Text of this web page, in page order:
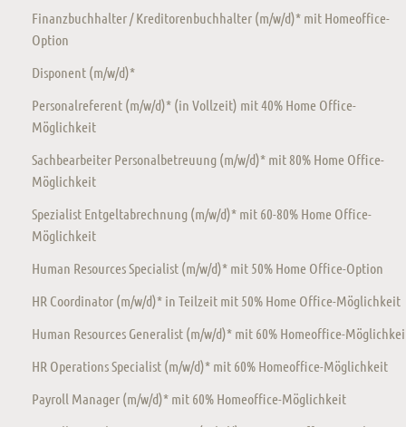
Finanzbuchhalter / Kreditorenbuchhalter (m/w/d)* mit Homeoffice-
Option
Disponent (m/w/d)*
Personalreferent (m/w/d)* (in Vollzeit) mit 40% Home Office-
Möglichkeit
Sachbearbeiter Personalbetreuung (m/w/d)* mit 80% Home Office-
Möglichkeit
Spezialist Entgeltabrechnung (m/w/d)* mit 60-80% Home Office-
Möglichkeit
Human Resources Specialist (m/w/d)* mit 50% Home Office-Option
HR Coordinator (m/w/d)* in Teilzeit mit 50% Home Office-Möglichkeit
Human Resources Generalist (m/w/d)* mit 60% Homeoffice-
HR Operations Specialist (m/w/d)* mit 60% Homeoffice-Möglichkeit
Payroll Manager (m/w/d)* mit 60% Homeoffice-Möglichkeit